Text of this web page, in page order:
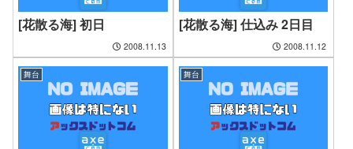
[花散る海] 初日
2008.11.13
[花散る海] 仕込み 2日目
2008.11.12
舞台 舞台